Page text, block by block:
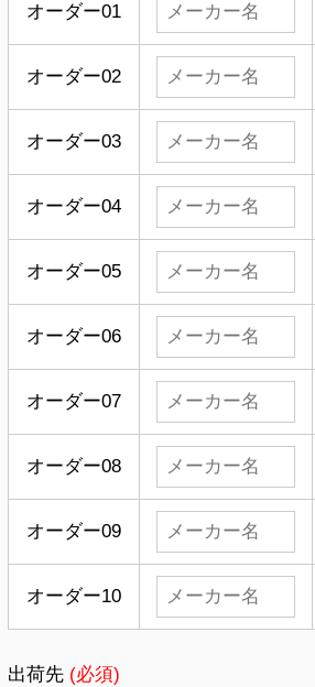
オーダー01
オーダー02
オーダー03
オーダー04
オーダー05
オーダー06
オーダー07
オーダー08
オーダー09
オーダー10
出荷先 (必須)